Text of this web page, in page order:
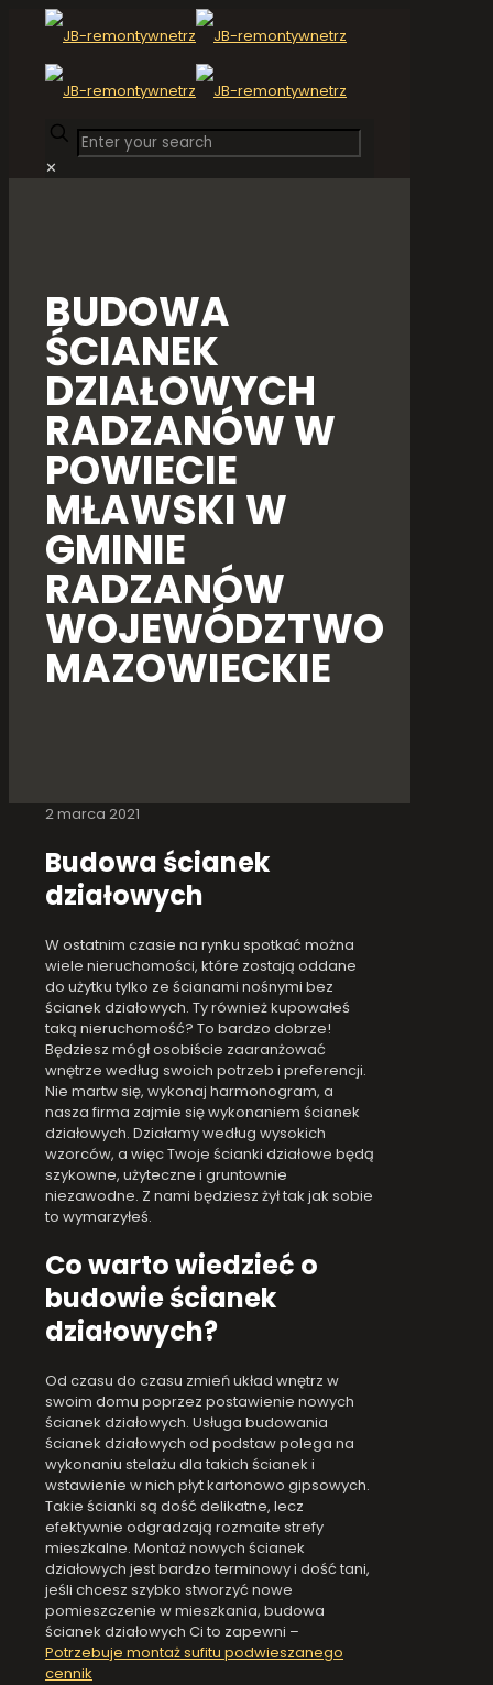
✕
BUDOWA
ŚCIANEK
DZIAŁOWYCH
RADZANÓW W
POWIECIE
MŁAWSKI W
GMINIE
RADZANÓW
WOJEWÓDZTWO
MAZOWIECKIE
2 marca 2021
Budowa ścianek
działowych
W ostatnim czasie na rynku spotkać można
wiele nieruchomości, które zostają oddane
do użytku tylko ze ścianami nośnymi bez
ścianek działowych. Ty również kupowałeś
taką nieruchomość? To bardzo dobrze!
Będziesz mógł osobiście zaaranżować
wnętrze według swoich potrzeb i preferencji.
Nie martw się, wykonaj harmonogram, a
nasza firma zajmie się wykonaniem ścianek
działowych. Działamy według wysokich
wzorców, a więc Twoje ścianki działowe będą
szykowne, użyteczne i gruntownie
niezawodne. Z nami będziesz żył tak jak sobie
to wymarzyłeś.
Co warto wiedzieć o
budowie ścianek
działowych?
Od czasu do czasu zmień układ wnętrz w
swoim domu poprzez postawienie nowych
ścianek działowych. Usługa budowania
ścianek działowych od podstaw polega na
wykonaniu stelażu dla takich ścianek i
wstawienie w nich płyt kartonowo gipsowych.
Takie ścianki są dość delikatne, lecz
efektywnie odgradzają rozmaite strefy
mieszkalne. Montaż nowych ścianek
działowych jest bardzo terminowy i dość tani,
jeśli chcesz szybko stworzyć nowe
pomieszczenie w mieszkania, budowa
ścianek działowych Ci to zapewni –
Potrzebuje montaż sufitu podwieszanego
cennik